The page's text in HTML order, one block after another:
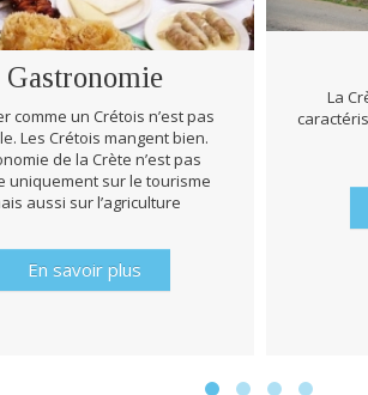
Gastronomie
comme un Crétois n’est pas
Les Crétois mangent bien.
de la Crète n’est pas
uniquement sur le tourisme
aussi sur l’agriculture
En savoir plus
La